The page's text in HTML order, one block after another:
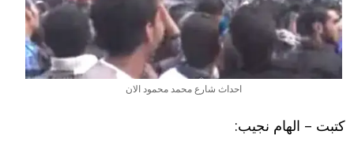
احداث شارع محمد محمود الان
كتبت – الهام نجيب: